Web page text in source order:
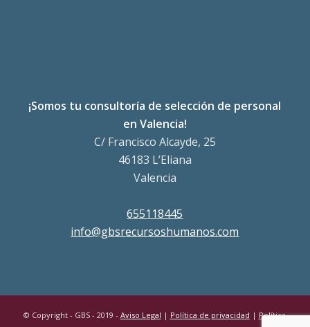
¡Somos tu consultoría de selección de personal
en Valencia!
C/ Francisco Alcayde, 25
46183 L’Eliana
Valencia
655118445
info@gbsrecursoshumanos.com
© Copyright - GBS - 2019 - Aviso Legal | Política de privacidad | Política